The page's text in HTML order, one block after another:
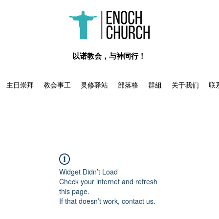
​以诺教会，与神同行！
主日崇拜 教会事工 灵修驿站 部落格 群組 关于我们 联
Widget Didn’t Load
Check your internet and refresh
this page.
If that doesn’t work, contact us.